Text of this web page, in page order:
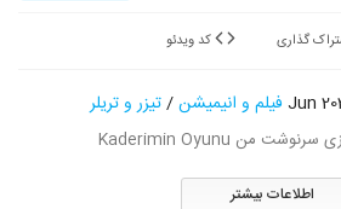
فیلم و انیمیشن/تیزر و تریلر
اطلاعات بیشتر